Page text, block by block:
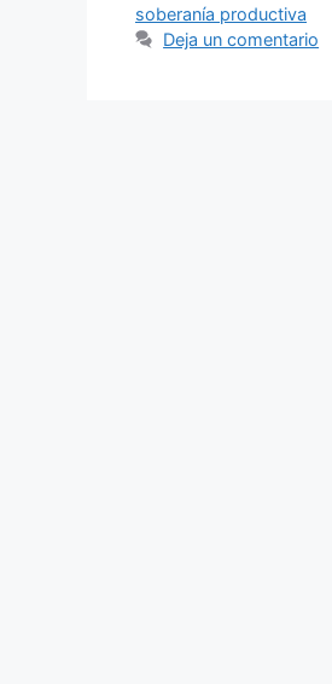
soberanía productiva
Deja un comentario